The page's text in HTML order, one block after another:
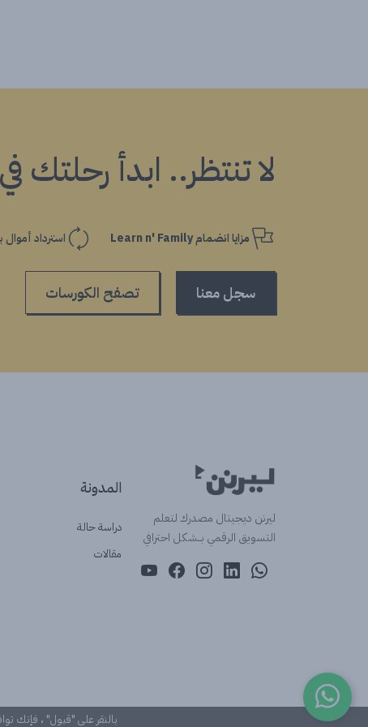
لا تنتظر.. ابدأ رحلتك
مزايا انضمام Learn n' Family استرداد
سجل معنا تصفح الكورسات
ليرنن ديجيتال مصدرك لتعلم
التسويق الرقمي بــشكل احترافي
المدونة
دراسة حالة
مقالات
بالنقر على "قبول" ، فإنك